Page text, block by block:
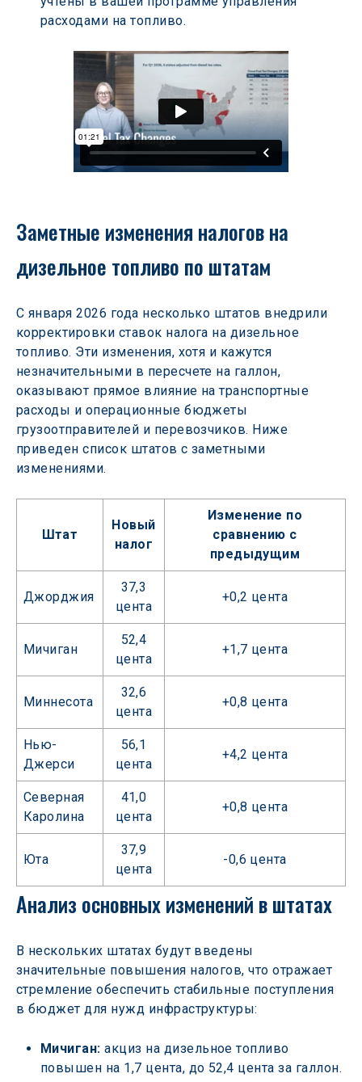
расходами на топливо.
Заметные изменения налогов на
дизельное топливо по штатам
С января 2026 года несколько штатов внедрили
корректировки ставок налога на дизельное
топливо. Эти изменения, хотя и кажутся
незначительными в пересчете на галлон,
оказывают прямое влияние на транспортные
расходы и операционные бюджеты
грузоотправителей и перевозчиков. Ниже
приведен список штатов с заметными
изменениями.
Штат
Новый
налог
Изменение по
сравнению с
предыдущим
Джорджия
37,3
цента
+0,2 цента
Мичиган
52,4
цента
+1,7 цента
Миннесота
32,6
цента
+0,8 цента
Нью-
Джерси
56,1
цента
+4,2 цента
Северная
Каролина
41,0
цента
+0,8 цента
Юта
37,9
цента
-0,6 цента
Анализ основных изменений в штатах
В нескольких штатах будут введены
значительные повышения налогов, что отражает
стремление обеспечить стабильные поступления
в бюджет для нужд инфраструктуры:
Мичиган: акциз на дизельное топливо
повышен на 1,7 цента, до 52,4 цента за галлон.